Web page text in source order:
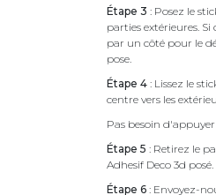
Étape 3 : Posez le
parties extérieures.
par un côté pour le
pose.
Étape 4 : Lissez le
centre vers les
Pas besoin
Étape 5 : Retirez le
Adhesif Deco 3d posé.
Étape 6 : Envoyez-